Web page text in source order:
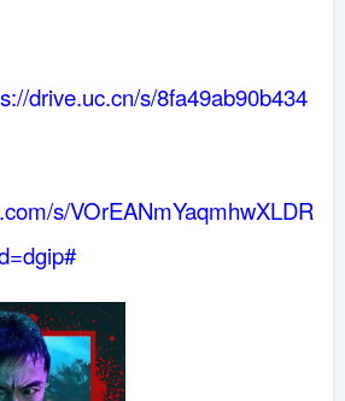
drive.uc.cn/s/8fa49ab90b434
s/VOrEANmYaqmhwXLDR